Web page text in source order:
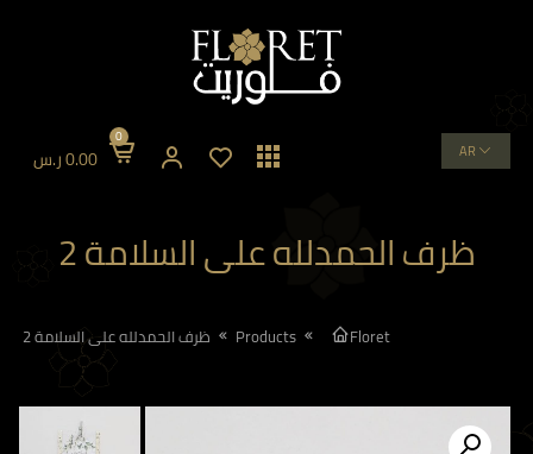
0
0.00ر.س
ظرف الحمدلله على السلامة 2
Floret
Products ظرف الحمدلله على السلامة 2